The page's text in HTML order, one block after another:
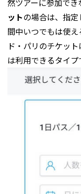
然ツアーに参加でき
ットの場合は、指
間中いつでもは使
ド・パリのチケッ
は利用できるタイプ